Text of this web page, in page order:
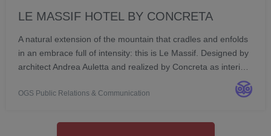
LE MASSIF HOTEL BY CONCRETA
A natural extension of the mountain that cradles and enfolds
in an embrace full of intensity: this is Le Massif. Designed by
architect Andrea Auletta and realized by Concreta as interior
contractor, the hotel emerges from nature, an integral part of
the majestic Alps...
OGS Public Relations & Communication